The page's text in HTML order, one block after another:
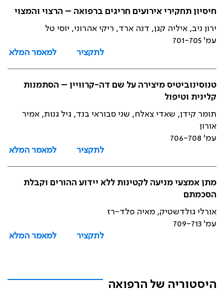
חיסיון תחקירי אירועים חריגים ברפואה – הרצוי והמצוי
ירון ניב, איליה קגן, דנה ארד, ריקי אהרוני, יוסי טל
עמ' 701-705
לתקציר
למאמר המלא
טנוסינוביטיס מיצירה על שם דה-קרוויין – הסתמנות
קלינית וטיפול
תומר קידן, שאדי צאלח, שני סבוראי בנד, גיל גנות, אמיר
אורון
עמ' 706-708
לתקציר
למאמר המלא
מתן אמצעי מניעה לקטינות ללא יידוע ההורים וקבלת
הסכמתם
אורלי גולדשטיק, מאיה פלד-רז
עמ' 709-713
לתקציר
למאמר המלא
היסטוריה של הרפואה